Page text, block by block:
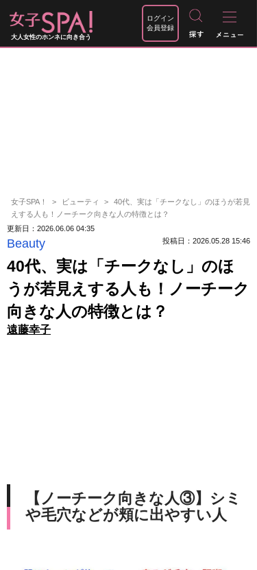
大人女性のホンネに向き合う
ログイン
会員登録
女子SPA！ ビューティ
40代、実は「チークなし」のほうが若見
えする人も！ノーチーク向きな人の特徴とは？
更新日：2026.06.06 04:35
Beauty 投稿日：2026.05.28 15:46
40代、実は「チークなし」のほ
うが若見えする人も！ノーチーク
向きな人の特徴とは？
遠藤幸子
【ノーチーク向きな人③】シミ
や毛穴などが頬に出やすい人